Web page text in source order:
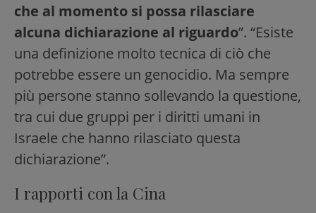
che al momento si possa rilasciare
alcuna dichiarazione al riguardo”. “Esiste
una definizione molto tecnica di ciò che
potrebbe essere un genocidio. Ma sempre
più persone stanno sollevando la questione,
tra cui due gruppi per i diritti umani in
Israele che hanno rilasciato questa
dichiarazione”.
I rapporti con la Cina